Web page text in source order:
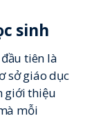
sinh
tiên là
sở giáo dục
giới thiệu
mỗi